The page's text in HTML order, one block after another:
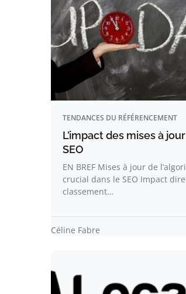
TENDANCES DU RÉFÉRENCEMENT
L’impact des mises à
SEO
EN BREF Mises à jour de
crucial dans le SEO Impact
classement…
Céline Fabre